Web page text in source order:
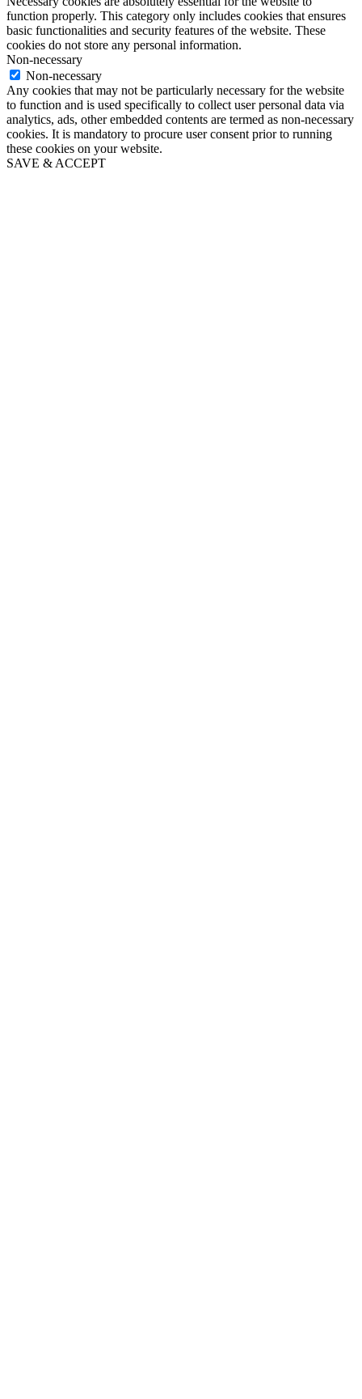
function properly. This category only includes cookies that ensures
basic functionalities and security features of the website. These
cookies do not store any personal information.
Non-necessary
Non-necessary
Any cookies that may not be particularly necessary for the website
to function and is used specifically to collect user personal data via
analytics, ads, other embedded contents are termed as non-necessary
cookies. It is mandatory to procure user consent prior to running
these cookies on your website.
SAVE & ACCEPT